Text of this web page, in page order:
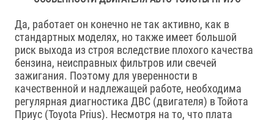
Да, работает он конечно не так активно, как в
стандартных моделях, но также имеет большой
риск выхода из строя вследствие плохого качества
бензина, неисправных фильтров или свечей
зажигания. Поэтому для уверенности в
качественной и надлежащей работе, необходима
регулярная диагностика ДВС (двигателя) в Тойота
Приус (Toyota Prius). Несмотря на то, что плата